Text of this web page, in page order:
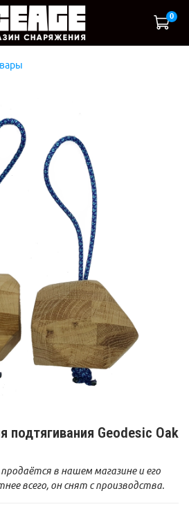
0
подтягивания Geodesic Oak
в нашем магазине и его
всего, он снят с производства.